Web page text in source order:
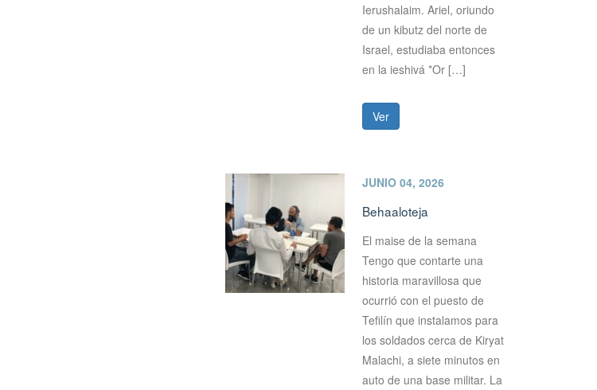
Ierushalaim. Ariel, oriundo
de un kibutz del norte de
Israel, estudiaba entonces
en la ieshivá *Or […]
Ver
JUNIO 04, 2026
Behaaloteja
El maise de la semana
Tengo que contarte una
historia maravillosa que
ocurrió con el puesto de
Tefilín que instalamos para
los soldados cerca de Kiryat
Malachi, a siete minutos en
auto de una base militar. La